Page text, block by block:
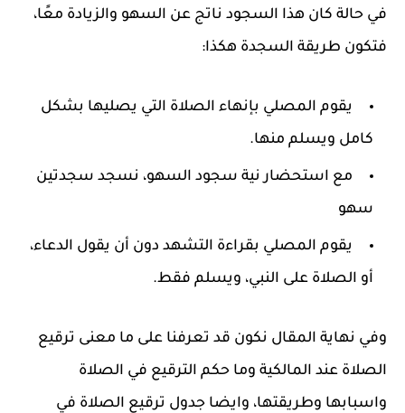
في حالة كان هذا السجود ناتج عن السهو والزيادة معًا،
فتكون طريقة السجدة هكذا:
يقوم المصلي بإنهاء الصلاة التي يصليها بشكل
كامل ويسلم منها.
مع استحضار نية سجود السهو، نسجد سجدتين
سهو
يقوم المصلي بقراءة التشهد دون أن يقول الدعاء،
أو الصلاة على النبي، ويسلم فقط.
وفي نهاية المقال نكون قد تعرفنا على ما معنى ترقيع
الصلاة عند المالكية وما حكم الترقيع في الصلاة
واسبابها وطريقتها، وايضا جدول ترقيع الصلاة في